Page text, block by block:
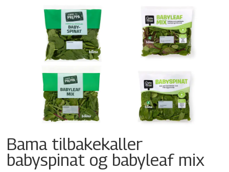
Bama tilbakekaller
babyspinat og babyleaf mix